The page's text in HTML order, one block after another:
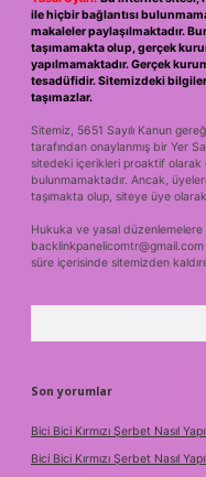
ile hiçbir bağlantısı
makaleler paylaşılmaktadır.
taşımamakta olup, gerçek
yapılmamaktadır. Gerçek
tesadüfidir. Sitemizdeki
taşımazlar.
Sitemiz, 5651 Sayılı Kanun
tarafından onaylanmış bir Yer
sitedeki içerikleri proaktif olarak
bulunmamaktadır. Ancak,
taşımakta olup, siteye üye
Hukuka ve yasal düzenlemelere
backlinkpanelicomtr@gmail.com
süre içerisinde sitemizden
Son yorumlar
Bici Bici Kırmızı Şerbet Nasıl
Bici Bici Kırmızı Şerbet Nasıl